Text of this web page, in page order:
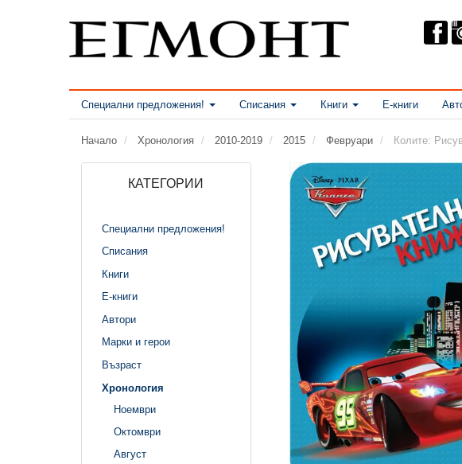
Специални предложения! Списания Книги Е-книги
Начало Хронология 2010-2019 2015 Февруари Колите:
КАТЕГОРИИ
Специални предложения!
Списания
Книги
Е-книги
Автори
Марки и герои
Възраст
Хронология
Ноември
Октомври
Август